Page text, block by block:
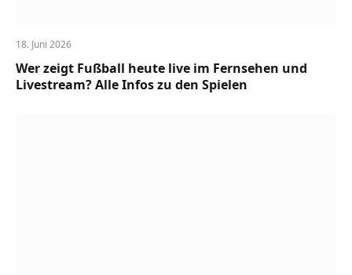
18. Juni 2026
Wer zeigt Fußball heute live im Fernsehen und
Livestream? Alle Infos zu den Spielen